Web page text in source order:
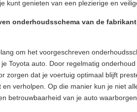
kunt genieten van een plezierige en
onderhoudsschema van de
om het voorgeschreven
Toyota auto. Door regelmatig
zorgen dat je voertuig optimaal blijft
verholpen. Op die manier kun je niet
betrouwbaarheid van je auto